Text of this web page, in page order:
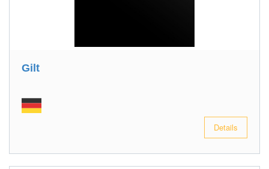
Gilt
Details